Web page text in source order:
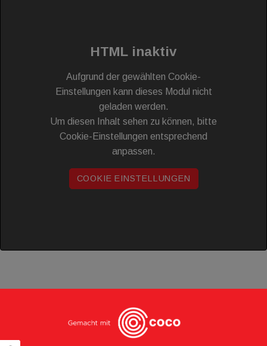
HTML inaktiv
Aufgrund der gewählten Cookie-
Einstellungen kann dieses Modul nicht
geladen werden.
Um diesen Inhalt sehen zu können, bitte
Cookie-Einstellungen entsprechend
anpassen.
COOKIE EINSTELLUNGEN